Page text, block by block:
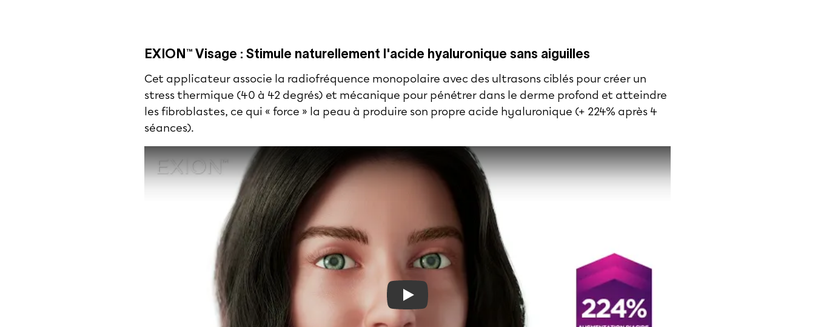
EXION™ Visage : Stimule naturellement l'acide hyaluronique sans aiguilles
Cet applicateur associe la radiofréquence monopolaire avec des ultrasons ciblés pour créer un
stress thermique (40 à 42 degrés) et mécanique pour pénétrer dans le derme profond et atteindre
les fibroblastes, ce qui « force » la peau à produire son propre acide hyaluronique (+ 224% après 4
séances).
Play